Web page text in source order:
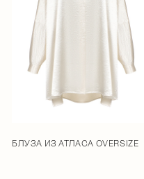
БЛУЗА ИЗ АТЛАСА OVERSIZE